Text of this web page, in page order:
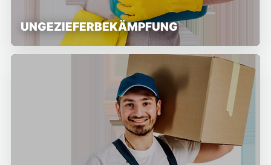
UNGEZIEFERBEKÄMPFUNG